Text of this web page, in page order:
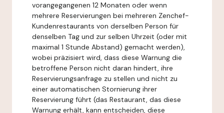
vorangegangenen 12 Monaten oder wenn
mehrere Reservierungen bei mehreren Zenchef-
Kundenrestaurants von derselben Person für
denselben Tag und zur selben Uhrzeit (oder mit
maximal 1 Stunde Abstand) gemacht werden),
wobei präzisiert wird, dass diese Warnung die
betroffene Person nicht daran hindert, ihre
Reservierungsanfrage zu stellen und nicht zu
einer automatischen Stornierung ihrer
Reservierung führt (das Restaurant, das diese
Warnung erhält, kann entscheiden, diese